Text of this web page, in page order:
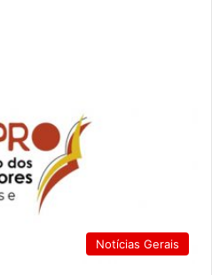
Notícias Gerais